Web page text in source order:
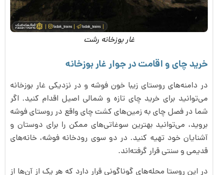
غار بوزخانه رشت
خرید چای و اقامت در جوار غار بوزخانه
در دامنه‌های روستای زیبا خون فوشه و در نزدیکی غار بوزخانه
می‌توانید برای خرید چای تازه و شمالی اصیل اقدام کنید. اگر
شما در فصل چای به زمین‌های کشت چای واقع در روستای فوشه
بروید، می‌توانید بهترین سوغاتی‌های ممکن را برای دوستان و
آشنایان خود تهیه کنید. در دو سوی رودخانه فوشه، خانه‌های
قدیمی و سنتی قرار گرفته‌اند.
در این روستا محله‌های گوناگونی قرار دارد که هر یک از آن‌ها از